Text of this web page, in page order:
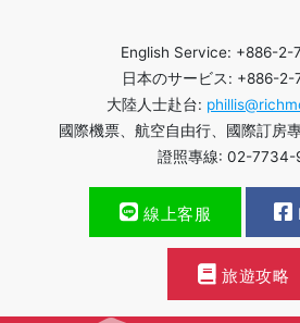
English Service: +886-2-
日本のサービス: +886-
大陸人士赴台:
國際機票、航空自由行、國際訂房
證照專線: 02-7734-
線上客服
旅遊攻略